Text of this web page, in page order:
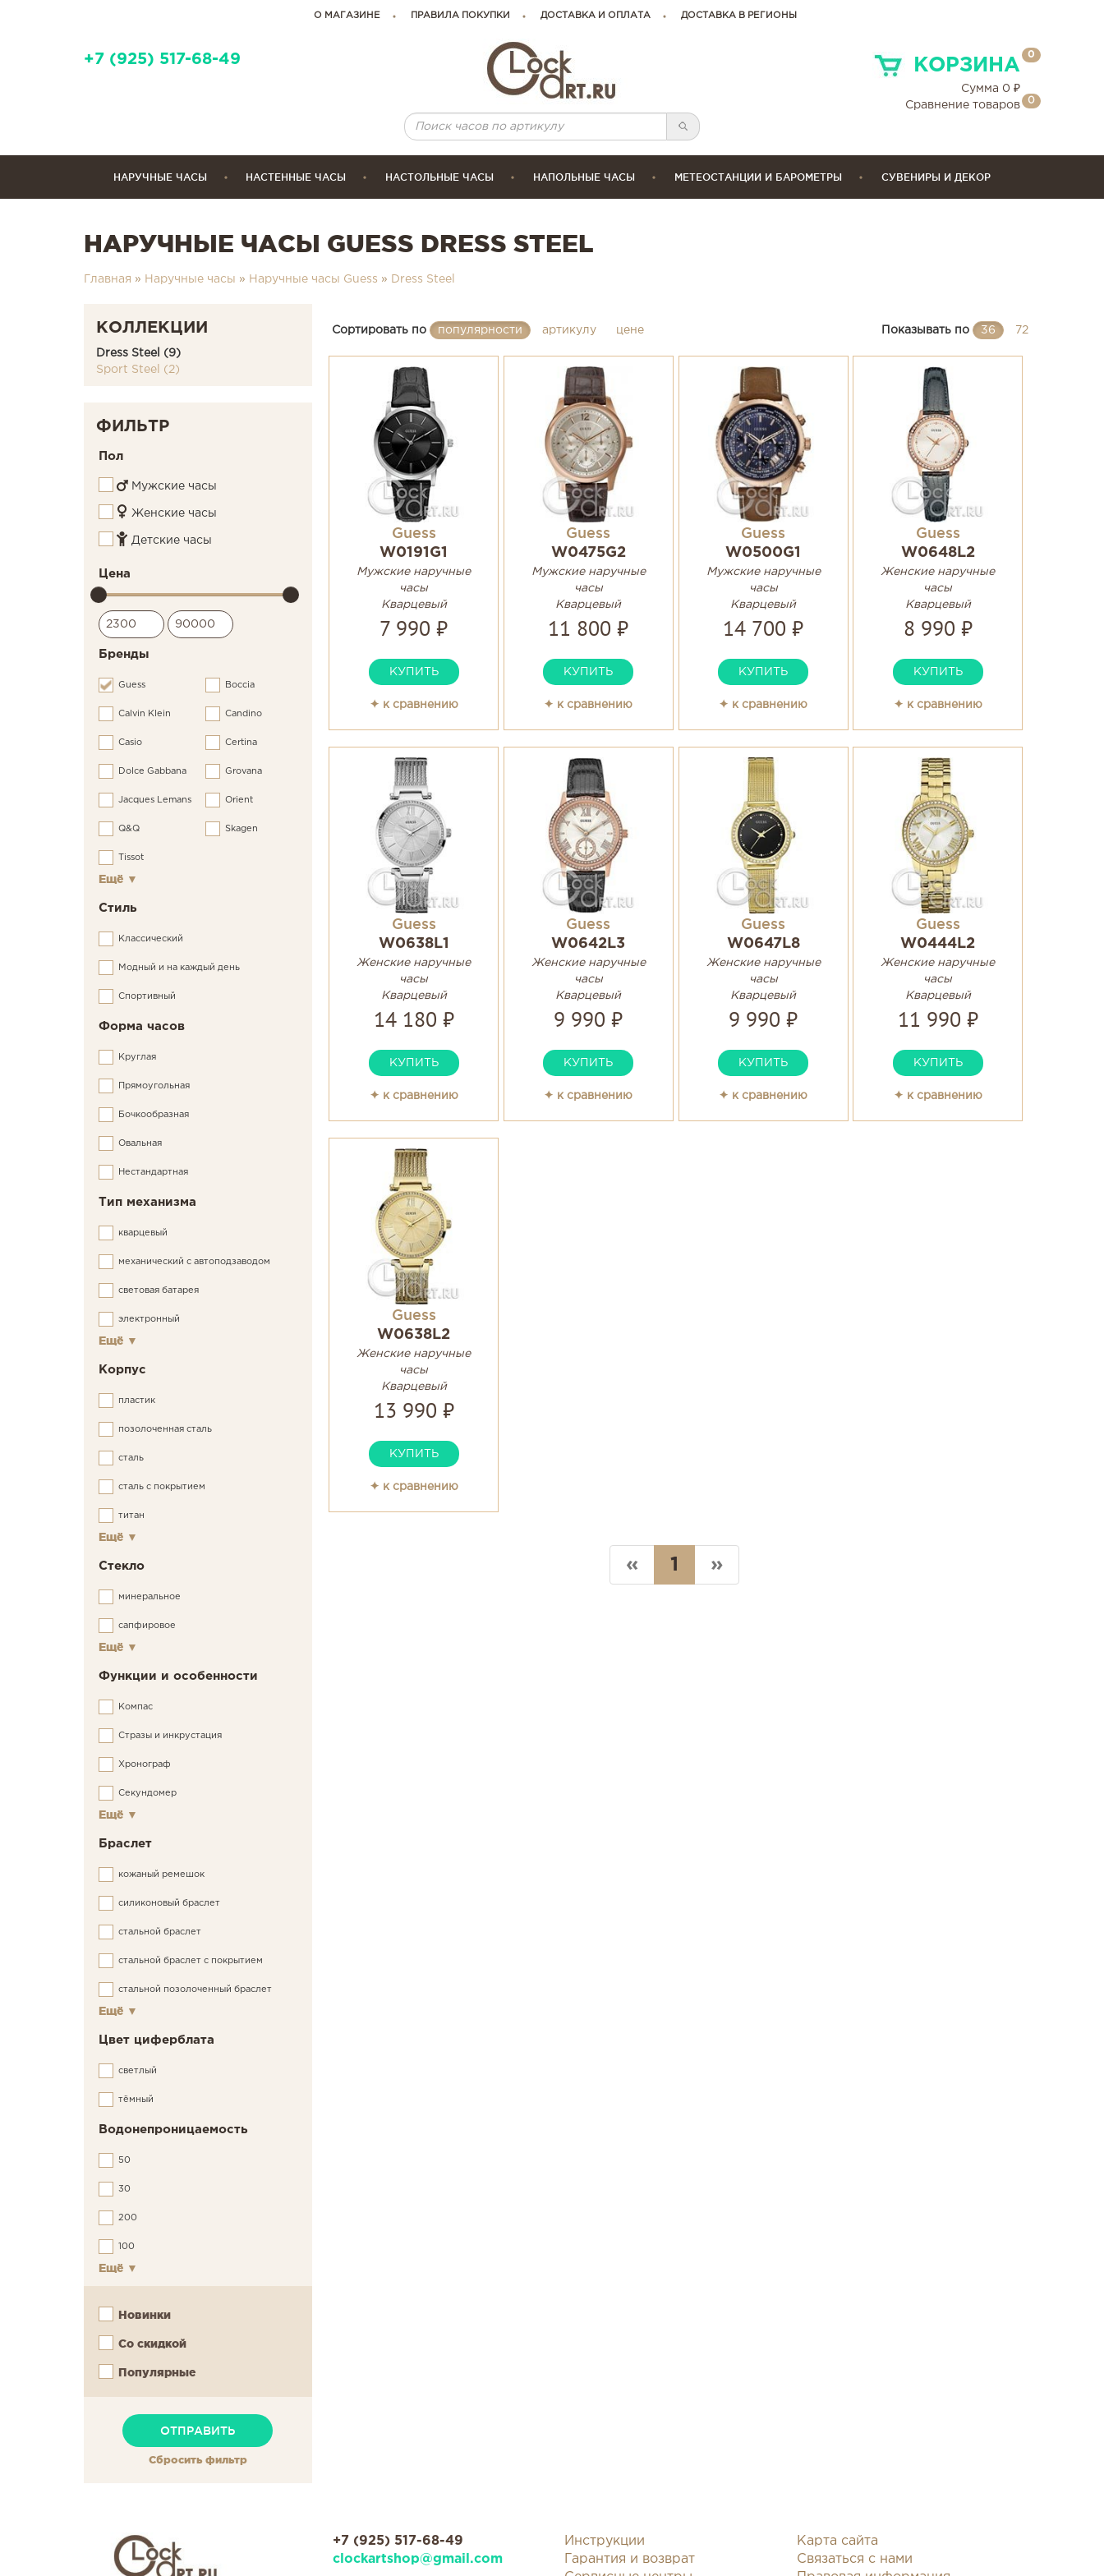
О МАГАЗИНЕ ПРАВИЛА ПОКУПКИ ДОСТАВКА И ОПЛАТА ДОСТАВКА В РЕГИОНЫ
+7 (925) 517-68-49 КОРЗИНА
0
Сумма 0 ₽
Сравнение товаров
0
НАРУЧНЫЕ ЧАСЫ НАСТЕННЫЕ ЧАСЫ НАСТОЛЬНЫЕ ЧАСЫ НАПОЛЬНЫЕ ЧАСЫ МЕТЕОСТАНЦИИ И БАРОМЕТРЫ СУВЕНИРЫ И ДЕКОР
НАРУЧНЫЕ ЧАСЫ GUESS DRESS STEEL
Главная » Наручные часы » Наручные часы Guess » Dress Steel
КОЛЛЕКЦИИ
Dress Steel (9)
Sport Steel (2)
ФИЛЬТР
Пол
Мужские часы
Женские часы
Детские часы
Цена
Бренды
Guess Boccia
Calvin Klein Candino
Casio Certina
Dolce Gabbana Grovana
Jacques Lemans Orient
Q&Q Skagen
Tissot
Ещё ▼
Стиль
Классический
Модный и на каждый день
Спортивный
Форма часов
Круглая
Прямоугольная
Бочкообразная
Овальная
Нестандартная
Тип механизма
кварцевый
механический с автоподзаводом
световая батарея
электронный
Ещё ▼
Корпус
пластик
позолоченная сталь
сталь
сталь с покрытием
титан
Ещё ▼
Стекло
минеральное
сапфировое
Ещё ▼
Функции и особенности
Компас
Стразы и инкрустация
Хронограф
Секундомер
Ещё ▼
Браслет
кожаный ремешок
силиконовый браслет
стальной браслет
стальной браслет с покрытием
стальной позолоченный браслет
Ещё ▼
Цвет циферблата
светлый
тёмный
Водонепроницаемость
50
30
200
100
Ещё ▼
Новинки
Со скидкой
Популярные
Сбросить фильтр
Сортировать по популярности артикулу цене Показывать по 36 72
Guess
W0191G1
Мужские наручные
часы
Кварцевый
7 990 ₽
КУПИТЬ
✦ к сравнению
Guess
W0475G2
Мужские наручные
часы
Кварцевый
11 800 ₽
КУПИТЬ
✦ к сравнению
Guess
W0500G1
Мужские наручные
часы
Кварцевый
14 700 ₽
КУПИТЬ
✦ к сравнению
Guess
W0648L2
Женские наручные
часы
Кварцевый
8 990 ₽
КУПИТЬ
✦ к сравнению
Guess
W0638L1
Женские наручные
часы
Кварцевый
14 180 ₽
КУПИТЬ
✦ к сравнению
Guess
W0642L3
Женские наручные
часы
Кварцевый
9 990 ₽
КУПИТЬ
✦ к сравнению
Guess
W0647L8
Женские наручные
часы
Кварцевый
9 990 ₽
КУПИТЬ
✦ к сравнению
Guess
W0444L2
Женские наручные
часы
Кварцевый
11 990 ₽
КУПИТЬ
✦ к сравнению
Guess
W0638L2
Женские наручные
часы
Кварцевый
13 990 ₽
КУПИТЬ
✦ к сравнению
« 1 »
+7 (925) 517-68-49
clockartshop@gmail.com
Инструкции
Гарантия и возврат
Карта сайта
Связаться с нами